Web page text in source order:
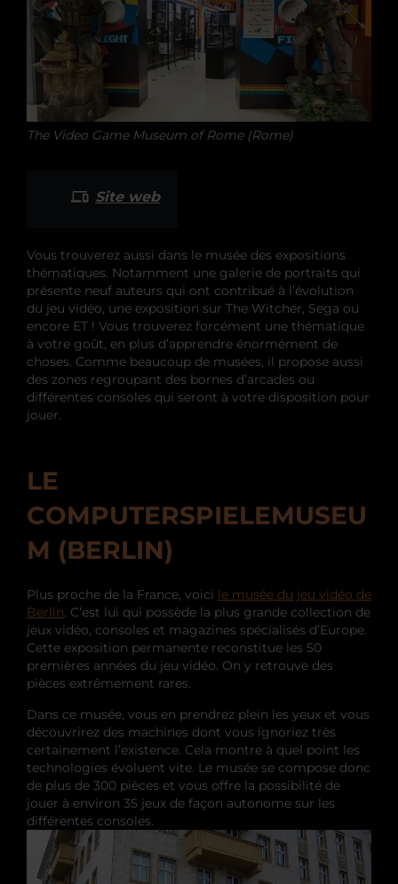
The Video Game Museum of Rome (Rome)
Site web
Vous trouverez aussi dans le musée des expositions
thématiques. Notamment une galerie de portraits qui
présente neuf auteurs qui ont contribué à l’évolution
du jeu vidéo, une exposition sur The Witcher, Sega ou
encore ET ! Vous trouverez forcément une thématique
à votre goût, en plus d’apprendre énormément de
choses. Comme beaucoup de musées, il propose aussi
des zones regroupant des bornes d’arcades ou
différentes consoles qui seront à votre disposition pour
jouer.
LE
COMPUTERSPIELEMUSEU
M (BERLIN)
Plus proche de la France, voici le musée du jeu vidéo de
Berlin . C’est lui qui possède la plus grande collection de
jeux vidéo, consoles et magazines spécialisés d’Europe.
Cette exposition permanente reconstitue les 50
premières années du jeu vidéo. On y retrouve des
pièces extrêmement rares.
Dans ce musée, vous en prendrez plein les yeux et vous
découvrirez des machines dont vous ignoriez très
certainement l’existence. Cela montre à quel point les
technologies évoluent vite. Le musée se compose donc
de plus de 300 pièces et vous offre la possibilité de
jouer à environ 35 jeux de façon autonome sur les
différentes consoles.